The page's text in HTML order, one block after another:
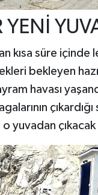
YENİ
kısa süre
bekleyen
havası
yuvadan